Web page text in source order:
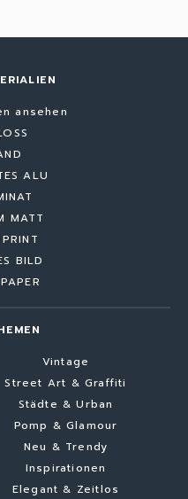
ansehen
ALU
MATT
BILD
Vintage
Street Art & Graffiti
Städte & Urban
Pomp & Glamour
Neu & Trendy
Inspirationen
Elegant & Zeitlos